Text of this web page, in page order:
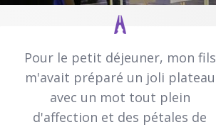
Pour le petit déjeuner, mon fils
m'avait préparé un joli plateau
avec un mot tout plein
d'affection et des pétales de